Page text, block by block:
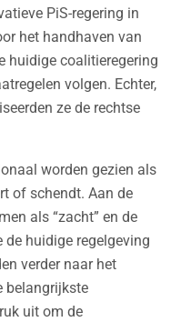
PiS-regering in
het handhaven van
huidige coalitieregering
volgen. Echter,
ze de rechtse
worden gezien als
of schendt. Aan de
als “zacht” en de
huidige regelgeving
verder naar het
belangrijkste
uit om de